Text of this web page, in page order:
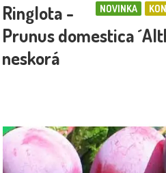
NOVINKA
Ringlota -
Prunus domestica
neskorá